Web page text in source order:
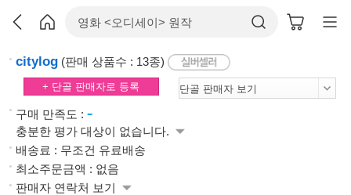
citylog (판매 상품수 : 13종)
+ 단골 판매자로 등록
구매 만족도 : -
충분한 평가 대상이 없습니다.
배송료 : 무조건 유료배송
최소주문금액 : 없음
판매자 연락처 보기